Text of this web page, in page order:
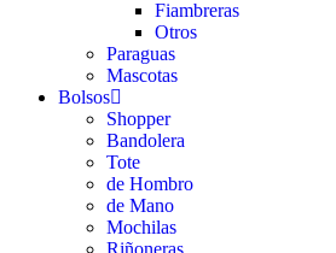
Fiambreras
Otros
Paraguas
Mascotas
Bolsos
Shopper
Bandolera
Tote
de Hombro
de Mano
Mochilas
Riñoneras